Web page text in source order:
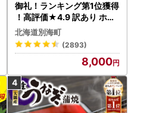
御礼！ランキング第1位獲得
！高評価★4.9 訳あり ホタ
テ 400g（ほたて 帆立 貝柱
冷凍 ）
北海道別海町
(2893)
8,000